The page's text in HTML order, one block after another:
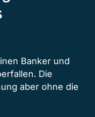
Banker und
Die
aber ohne die